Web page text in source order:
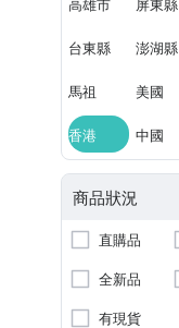
台東縣 澎湖縣
馬祖 美國
香港 中國
商品狀況
直購品
全新品
有現貨